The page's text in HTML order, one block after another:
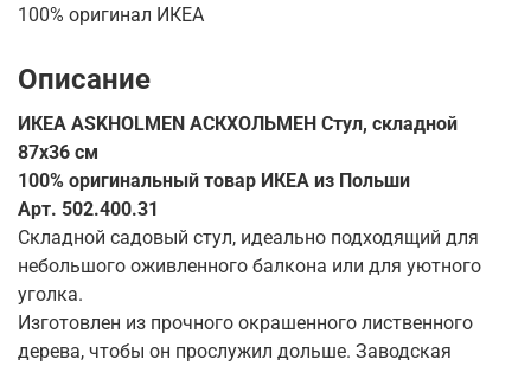
100% оригинал ИКЕА
Описание
ИКЕА ASKHOLMEN АСКХОЛЬМЕН Стул, складной
87х36 см
100% оригинальный товар ИКЕА из Польши
Арт. 502.400.31
Складной садовый стул, идеально подходящий для
небольшого оживленного балкона или для уютного
уголка.
Изготовлен из прочного окрашенного лиственного
дерева, чтобы он прослужил дольше. Заводская